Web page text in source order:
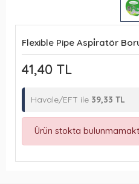
Flexible Pipe Aspi̇ratör
41,40 TL
Havale/EFT ile 39,33 TL
Ürün stokta